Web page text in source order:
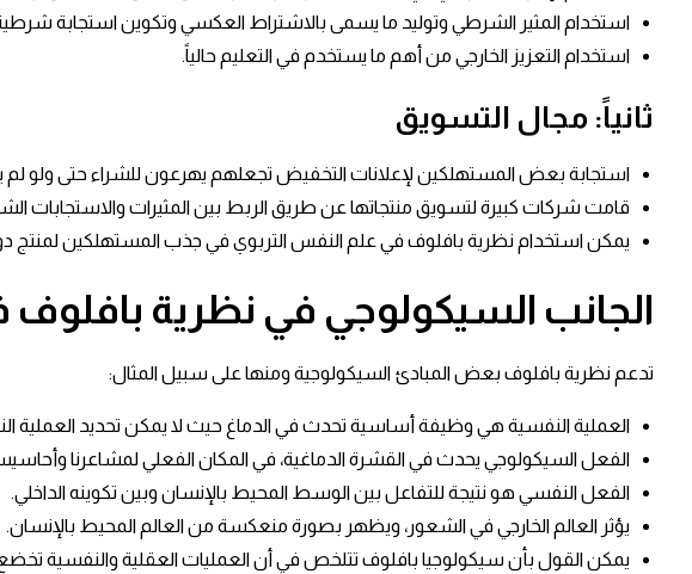
استخدام المثير الشرطي وتوليد ما يسمى بالاشتراط العكسي وتكوين استجابة
استخدام التعزيز الخارجي من أهم ما يستخدم في التعليم حالياً.
ثانياً: مجال التسويق
استجابة بعض المستهلكين لإعلانات التخفيض تجعلهم يهرعون للشراء حتى ولو لم
قامت شركات كبيرة لتسويق منتجاتها عن طريق الربط بين المثيرات
يمكن استخدام نظرية بافلوف في علم النفس التربوي في جذب المستهلكين لمنتج
الجانب السيكولوجي في نظرية بافلوف
تدعم نظرية بافلوف بعض المبادئ السيكولوجية ومنها على سبيل المثال:
العملية النفسية هي وظيفة أساسية تحدث في الدماغ حيث لا يمكن تحديد العملية
الفعل السيكولوجي يحدث في القشرة الدماغية، في المكان الفعلي لمشاعرنا
الفعل النفسي هو نتيجة للتفاعل بين الوسط المحيط بالإنسان وبين تكوينه الداخلي.
يؤثر العالم الخارجي في الشعور، ويظهر بصورة منعكسة من العالم المحيط بالإنسان.
يمكن القول بأن سيكولوجيا بافلوف تتلخص في أن العمليات العقلية والنفسية تخضع